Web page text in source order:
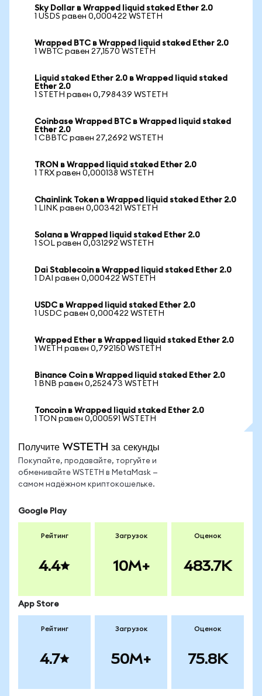
Sky Dollar в Wrapped liquid staked Ether 2.0
1 USDS равен 0,000422 WSTETH
Wrapped BTC в Wrapped liquid staked Ether 2.0
1 WBTC равен 27,1570 WSTETH
Liquid staked Ether 2.0 в Wrapped liquid staked
Ether 2.0
1 STETH равен 0,798439 WSTETH
Coinbase Wrapped BTC в Wrapped liquid staked
Ether 2.0
1 CBBTC равен 27,2692 WSTETH
TRON в Wrapped liquid staked Ether 2.0
1 TRX равен 0,000138 WSTETH
Chainlink Token в Wrapped liquid staked Ether 2.0
1 LINK равен 0,003421 WSTETH
Solana в Wrapped liquid staked Ether 2.0
1 SOL равен 0,031292 WSTETH
Dai Stablecoin в Wrapped liquid staked Ether 2.0
1 DAI равен 0,000422 WSTETH
USDC в Wrapped liquid staked Ether 2.0
1 USDC равен 0,000422 WSTETH
Wrapped Ether в Wrapped liquid staked Ether 2.0
1 WETH равен 0,792150 WSTETH
Binance Coin в Wrapped liquid staked Ether 2.0
1 BNB равен 0,252473 WSTETH
Toncoin в Wrapped liquid staked Ether 2.0
1 TON равен 0,000591 WSTETH
Получите WSTETH за секунды
Покупайте, продавайте, торгуйте и
обменивайте WSTETH в MetaMask —
самом надёжном криптокошельке.
Google Play
Рейтинг
4.4
Загрузок
10M+
Оценок
483.7K
App Store
Рейтинг
4.7
Загрузок
50M+
Оценок
75.8K